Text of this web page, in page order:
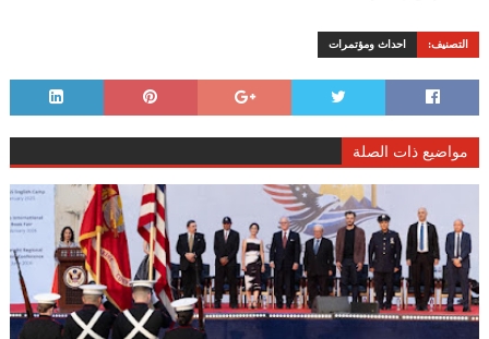
التصنيف: احداث ومؤتمرات
مواضيع ذات الصلة